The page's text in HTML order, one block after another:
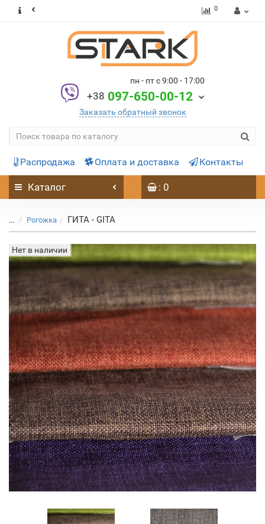
0
пн - пт с 9:00 - 17:00
+38 097-650-00-12
Заказать обратный звонок
Распродажа Оплата и доставка Контакты
Каталог : 0
... Рогожка ГИТА - GITA
Нет в наличии